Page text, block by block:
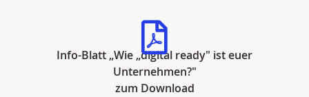
Info-Blatt „Wie „digital ready" ist euer
Unternehmen?"
zum Download